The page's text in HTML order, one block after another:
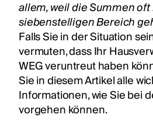
allem, weil die Summen
siebenstelligen Bereich
Falls Sie in der Situation
vermuten, dass Ihr
WEG veruntreut haben
Sie in diesem Artikel alle
Informationen, wie Sie bei
vorgehen können.